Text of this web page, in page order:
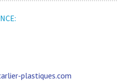
plastiques.com